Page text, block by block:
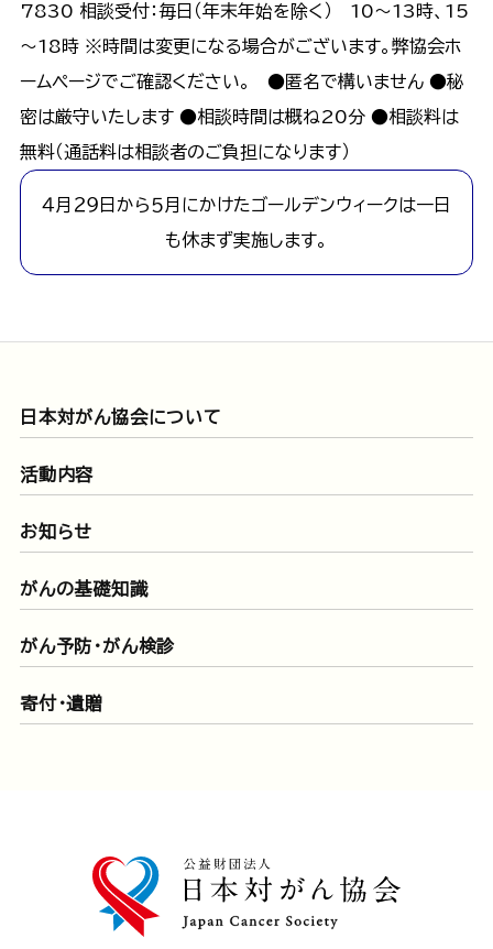
7830 相談受付：毎日（年末年始を除く） 10～13時、15
～18時 ※時間は変更になる場合がございます。弊協会ホ
ームページでご確認ください。 ●匿名で構いません ●秘
密は厳守いたします ●相談時間は概ね20分 ●相談料は
無料（通話料は相談者のご負担になります）
４月２９日から５月にかけたゴールデンウィークは一日
も休まず実施します。
日本対がん協会について
活動内容
お知らせ
がんの基礎知識
がん予防・がん検診
寄付・遺贈